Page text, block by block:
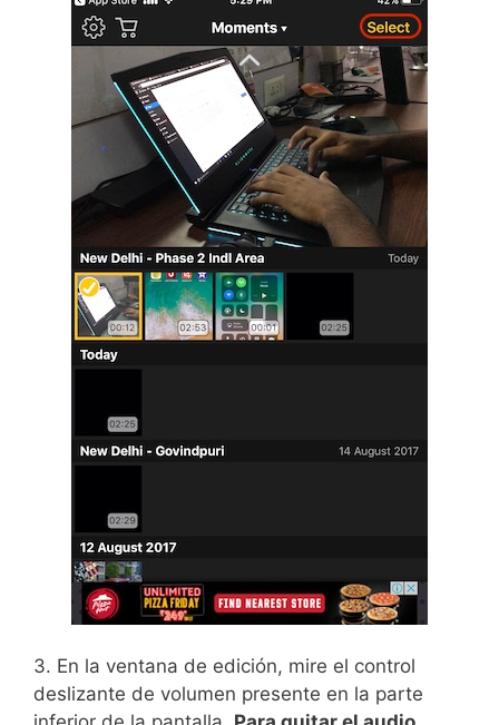
3. En la ventana de edición, mire el control
deslizante de volumen presente en la parte